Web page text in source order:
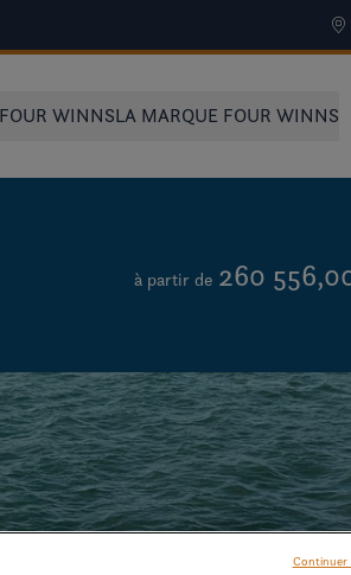
WINNSLA MARQUE FOUR WINNS
à partir de 260
Continuer